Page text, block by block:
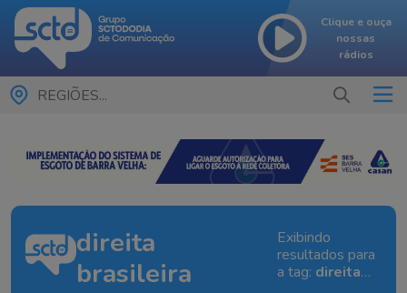
Clique e ouça
nossas
rádios
REGIÕES...
direita
brasileira
Exibindo
resultados para
a tag: direita